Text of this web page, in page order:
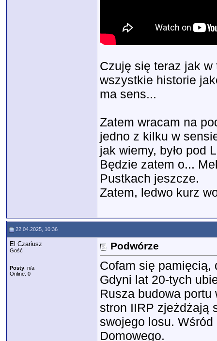
Czuję się teraz jak w
wszystkie historie
ma sens...
Zatem wracam na
jedno z kilku w
jak wiemy, było pod
Będzie zatem o...
Pustkach jeszcze.
Zatem, ledwo kurz
22.04.2025, 10:36
El Czariusz
Gość
Posty: n/a
Online: 0
Podwórze
Cofam się pamięcią,
Gdyni lat 20-tych
Rusza budowa
stron IIRP zjeżdżają
swojego losu.
Domowego.